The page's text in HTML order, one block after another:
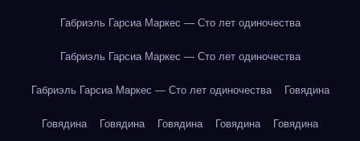
Габриэль Гарсиа Маркес — Сто лет одиночества
Габриэль Гарсиа Маркес — Сто лет одиночества
Габриэль Гарсиа Маркес — Сто лет одиночества Говядина
Говядина Говядина Говядина Говядина Говядина